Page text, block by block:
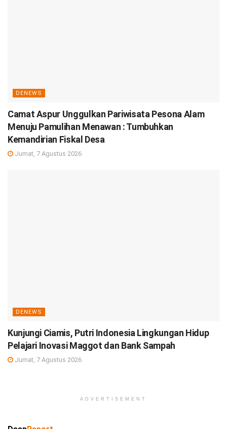
DENEWS
Camat Aspur Unggulkan Pariwisata Pesona Alam
Menuju Pamulihan Menawan : Tumbuhkan
Kemandirian Fiskal Desa
Jumat, 7 Agustus 2026
DENEWS
Kunjungi Ciamis, Putri Indonesia Lingkungan Hidup
Pelajari Inovasi Maggot dan Bank Sampah
Jumat, 7 Agustus 2026
ADVERTISEMENT